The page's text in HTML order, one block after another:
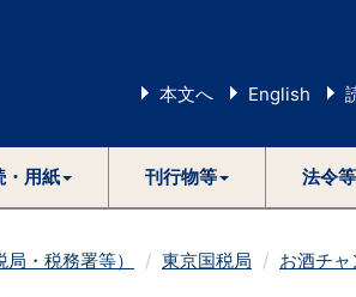
本文へ English
・用紙 刊行物等 法令等
・税務署等） 東京国税局 お酒チ